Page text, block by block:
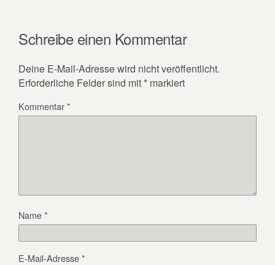
Schreibe einen Kommentar
Deine E-Mail-Adresse wird nicht veröffentlicht.
Erforderliche Felder sind mit * markiert
Kommentar*
Name*
E-Mail-Adresse*